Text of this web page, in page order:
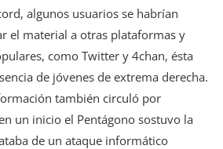
algunos usuarios se habrían
el material a otras plataformas y
como Twitter y 4chan, ésta
de jóvenes de extrema derecha.
también circuló por
un inicio el Pentágono sostuvo la
de un ataque informático